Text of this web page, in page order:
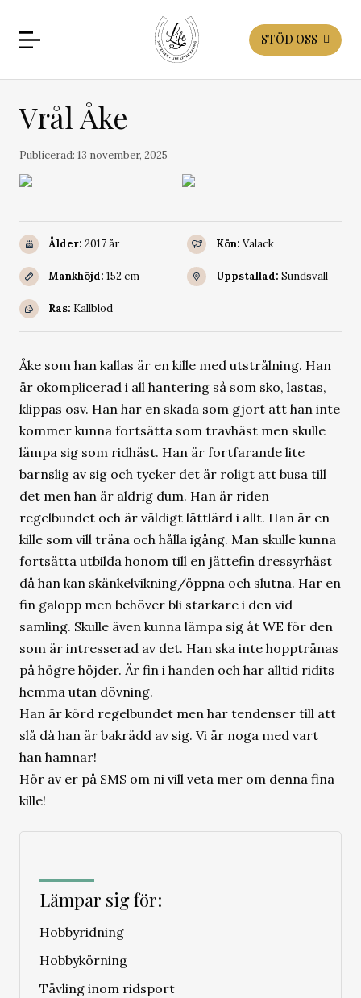
STÖD OSS
Vrål Åke
Publicerad: 13 november, 2025
Ålder: 2017 år Kön: Valack
Mankhöjd: 152 cm Uppstallad: Sundsvall
Ras: Kallblod
Åke som han kallas är en kille med utstrålning. Han
är okomplicerad i all hantering så som sko, lastas,
klippas osv. Han har en skada som gjort att han inte
kommer kunna fortsätta som travhäst men skulle
lämpa sig som ridhäst. Han är fortfarande lite
barnslig av sig och tycker det är roligt att busa till
det men han är aldrig dum. Han är riden
regelbundet och är väldigt lättlärd i allt. Han är en
kille som vill träna och hålla igång. Man skulle kunna
fortsätta utbilda honom till en jättefin dressyrhäst
då han kan skänkelvikning/öppna och slutna. Har en
fin galopp men behöver bli starkare i den vid
samling. Skulle även kunna lämpa sig åt WE för den
som är intresserad av det. Han ska inte hopptränas
på högre höjder. Är fin i handen och har alltid ridits
hemma utan dövning.
Han är körd regelbundet men har tendenser till att
slå då han är bakrädd av sig. Vi är noga med vart
han hamnar!
Hör av er på SMS om ni vill veta mer om denna fina
kille!
Lämpar sig för:
Hobbyridning
Hobbykörning
Tävling inom ridsport